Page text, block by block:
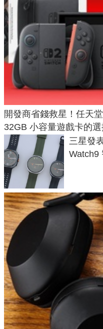
開發商省錢救星！任天
32GB 小容量遊戲卡的
三星發
Watch9